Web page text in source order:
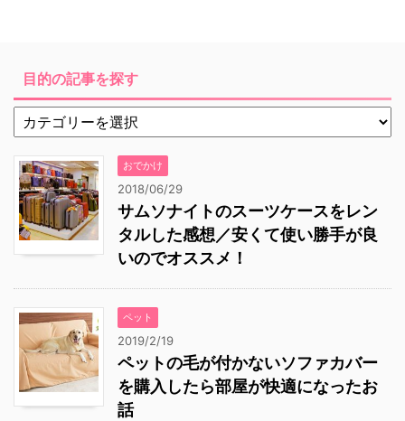
目的の記事を探す
おでかけ
2018/06/29
サムソナイトのスーツケースをレン
タルした感想／安くて使い勝手が良
いのでオススメ！
ペット
2019/2/19
ペットの毛が付かないソファカバー
を購入したら部屋が快適になったお
話